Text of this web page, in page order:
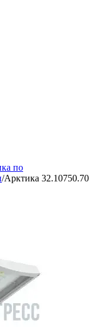
по
/Арктика 32.10750.70